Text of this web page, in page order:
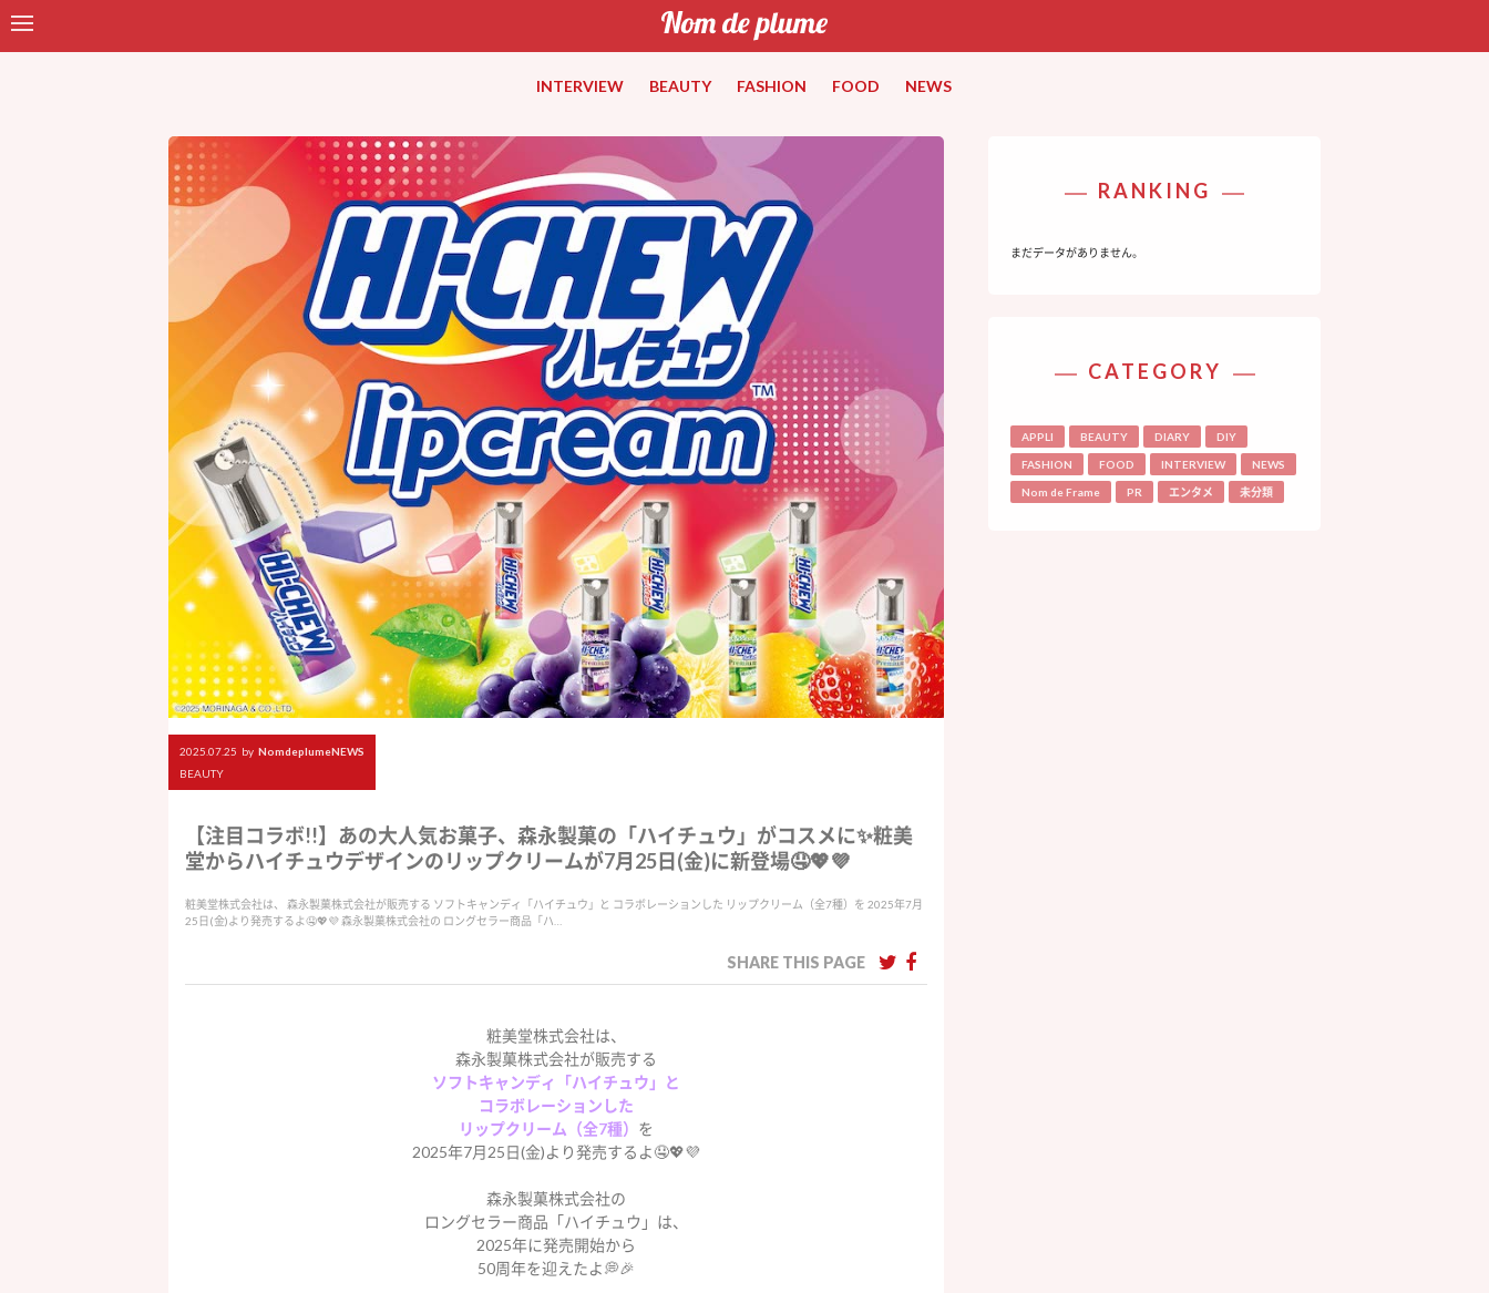
INTERVIEW BEAUTY FASHION FOOD NEWS
2025.07.25 by NomdeplumeNEWS
BEAUTY
【注目コラボ!!】あの大人気お菓子、森永製菓の「ハイチュウ」がコスメに✨粧美
堂からハイチュウデザインのリップクリームが7月25日(金)に新登場🤤💖💜
粧美堂株式会社は、 森永製菓株式会社が販売する ソフトキャンディ「ハイチュウ」と コラボレーションした リップクリーム（全7種）を 2025年7月
25日(金)より発売するよ🤤💖💜 森永製菓株式会社の ロングセラー商品「ハ…
SHARE THIS PAGE
粧美堂株式会社は、
森永製菓株式会社が販売する
ソフトキャンディ「ハイチュウ」と
コラボレーションした
リップクリーム（全7種） を
2025年7月25日(金)より発売するよ🤤💖💜
森永製菓株式会社の
ロングセラー商品「ハイチュウ」は、
2025年に発売開始から
50周年を迎えたよ💭🎉
RANKING
まだデータがありません。
CATEGORY
APPLI BEAUTY DIARY DIY
FASHION FOOD INTERVIEW NEWS
Nom de Frame PR エンタメ 未分類